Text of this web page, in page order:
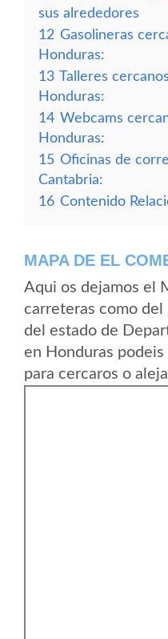
sus alrededores
12 Gasolineras
Honduras:
13 Talleres
Honduras:
14 Webcams
Honduras:
15 Oficinas de
Cantabria:
16 Contenido
MAPA DE EL
Aqui os dejamos el
carreteras como
del estado de
en Honduras
para cercaros o